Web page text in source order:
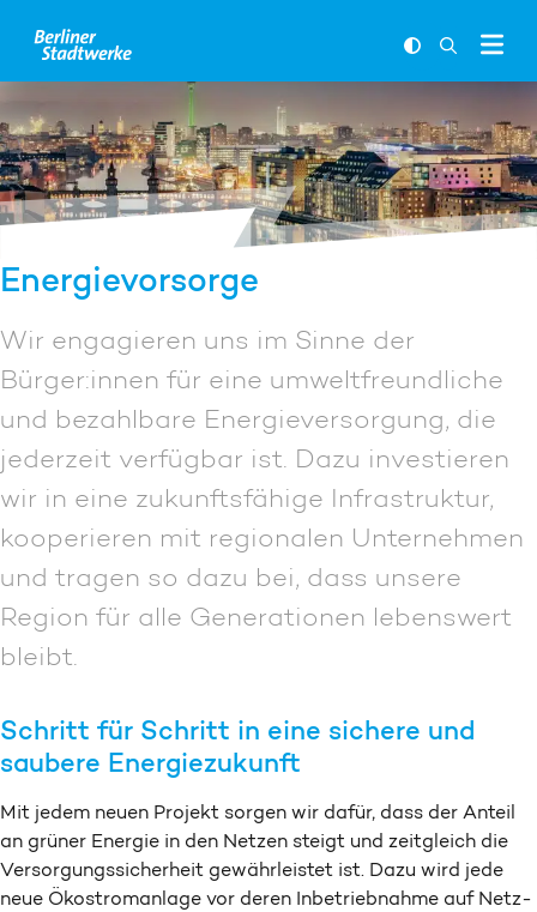
Energievorsorge
Wir engagieren uns im Sinne der
Bürger:innen für eine umweltfreundliche
und bezahlbare Energieversorgung, die
jederzeit verfügbar ist. Dazu investieren
wir in eine zukunftsfähige Infrastruktur,
kooperieren mit regionalen Unternehmen
und tragen so dazu bei, dass unsere
Region für alle Generationen lebenswert
bleibt.
Schritt für Schritt in eine sichere und
saubere Energiezukunft
Mit jedem neuen Projekt sorgen wir dafür, dass der Anteil
an grüner Energie in den Netzen steigt und zeitgleich die
Versorgungs­sicherheit gewährleistet ist. Dazu wird jede
neue Ökostrom­anlage vor deren Inbetriebnahme auf Netz­